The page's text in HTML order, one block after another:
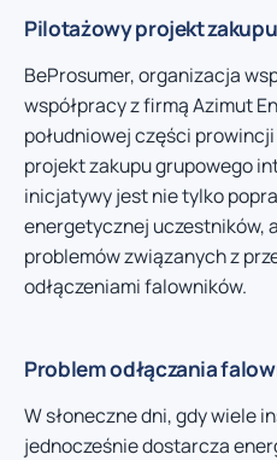
Pilotażowy projekt
BeProsumer, organizacja
współpracy z firmą Azimut
południowej części
projekt zakupu grupowego
inicjatywy jest nie tylko
energetycznej uczestników,
problemów związanych z
odłączeniami falowników.
Problem odłączania
W słoneczne dni, gdy wiele
jednocześnie dostarcza